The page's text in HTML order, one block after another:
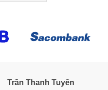
Trần Thanh Tuyến